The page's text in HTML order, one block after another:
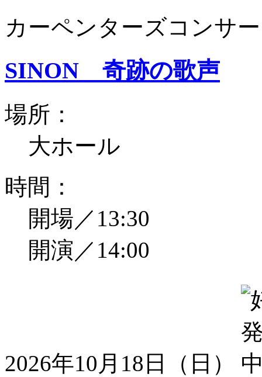
カーペンターズコンサ
SINON 奇跡の歌声
場所：
大ホール
時間：
開場／13:30
開演／14:00
2026年10月18日（日）